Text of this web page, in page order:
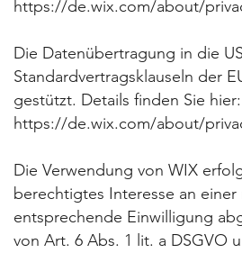
https://de.wix.com/about/
Die Datenübertragung in die
Standardvertragsklauseln der
gestützt. Details finden Sie hier:
https://de.wix.com/about/
Die Verwendung von WIX
berechtigtes Interesse an
entsprechende Einwilligung
von Art. 6 Abs. 1 lit. a DSGVO